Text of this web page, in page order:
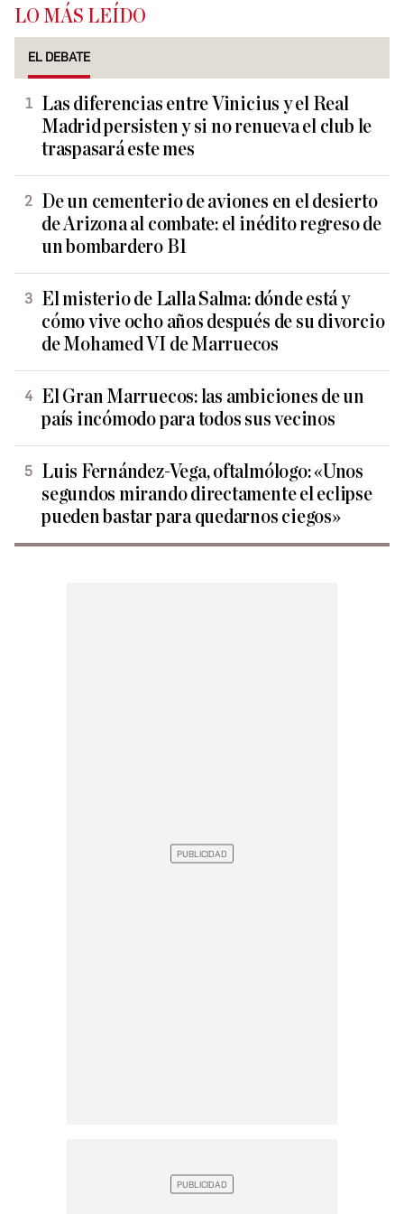
LO MÁS LEÍDO
EL DEBATE
Las diferencias entre Vinicius y el Real
Madrid persisten y si no renueva el club le
traspasará este mes
De un cementerio de aviones en el desierto
de Arizona al combate: el inédito regreso de
un bombardero B1
El misterio de Lalla Salma: dónde está y
cómo vive ocho años después de su divorcio
de Mohamed VI de Marruecos
El Gran Marruecos: las ambiciones de un
país incómodo para todos sus vecinos
Luis Fernández-Vega, oftalmólogo: «Unos
segundos mirando directamente el eclipse
pueden bastar para quedarnos ciegos»